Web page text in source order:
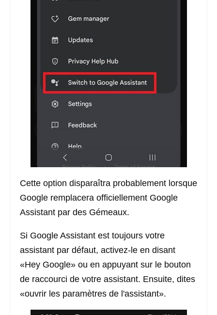
Cette option disparaîtra probablement lorsque
Google remplacera officiellement Google
Assistant par des Gémeaux.
Si Google Assistant est toujours votre
assistant par défaut, activez-le en disant
«Hey Google» ou en appuyant sur le bouton
de raccourci de votre assistant. Ensuite, dites
«ouvrir les paramètres de l'assistant».